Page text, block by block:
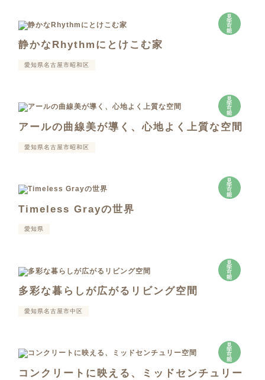
見
学
可
能
静かなRhythmにとけこむ家
愛知県名古屋市昭和区
見
学
可
能
アールの曲線美が導く、心地よく上質な空間
愛知県名古屋市昭和区
見
学
可
能
Timeless Grayの世界
愛知県
見
学
可
能
多彩な暮らしが広がるリビング空間
愛知県名古屋市中区
見
学
可
能
コンクリートに映える、ミッドセンチュリー